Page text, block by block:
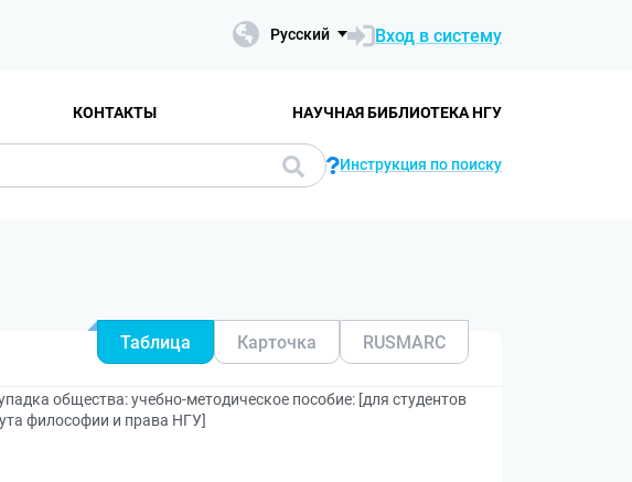
Русский Вход в систему
КОНТАКТЫ НАУЧНАЯ БИБЛИОТЕКА НГУ
Инструкция по поиску
Таблица Карточка RUSMARC
общества: учебно-методическое пособие: [для студентов
философии и права НГУ]